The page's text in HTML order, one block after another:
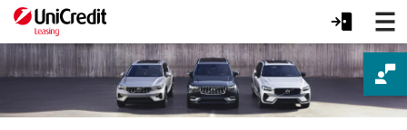
Campanie
Volvo